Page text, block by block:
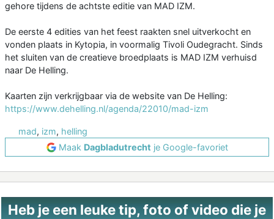
gehore tijdens de achtste editie van MAD IZM.
De eerste 4 edities van het feest raakten snel uitverkocht en
vonden plaats in Kytopia, in voormalig Tivoli Oudegracht. Sinds
het sluiten van de creatieve broedplaats is MAD IZM verhuisd
naar De Helling.
Kaarten zijn verkrijgbaar via de website van De Helling:
https://www.dehelling.nl/agenda/22010/mad-izm
mad, izm, helling
Maak Dagbladutrecht je Google-favoriet
Heb je een leuke tip, foto of video die je